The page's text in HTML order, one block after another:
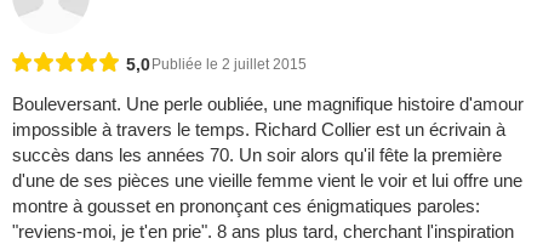
5,0Publiée le 2 juillet 2015
Bouleversant. Une perle oubliée, une magnifique histoire d'amour
impossible à travers le temps. Richard Collier est un écrivain à
succès dans les années 70. Un soir alors qu'il fête la première
d'une de ses pièces une vieille femme vient le voir et lui offre une
montre à gousset en prononçant ces énigmatiques paroles:
"reviens-moi, je t'en prie". 8 ans plus tard, cherchant l'inspiration